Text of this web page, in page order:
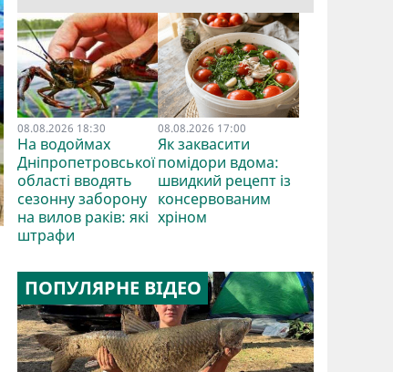
08.08.2026 18:30
На водоймах
Дніпропетровської
області вводять
сезонну заборону
на вилов раків: які
штрафи
08.08.2026 17:00
Як заквасити
помідори вдома:
швидкий рецепт із
консервованим
хріном
ПОПУЛЯРНЕ ВІДЕО